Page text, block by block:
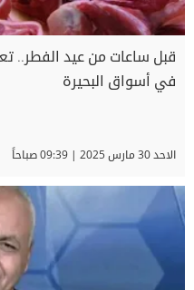
قبل ساعات من عيد الفطر..
في أسواق البحيرة
الاحد 30 مارس 2025 | 09:39 صباحاً